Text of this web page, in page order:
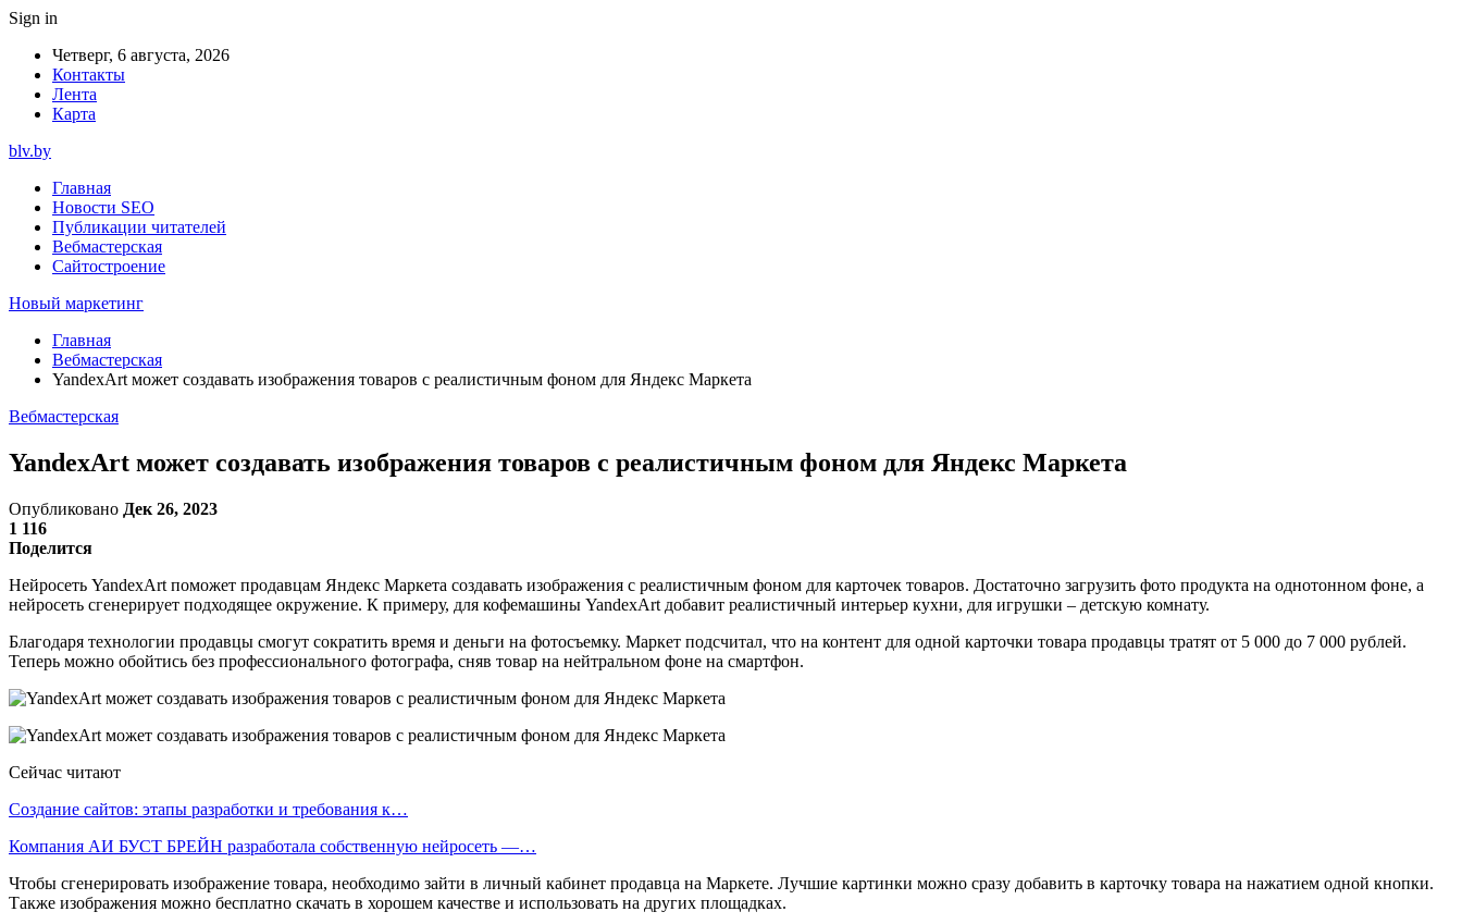
Sign in
Четверг, 6 августа, 2026
Контакты
Лента
Карта
blv.by
Главная
Новости SEO
Публикации читателей
Вебмастерская
Сайтостроение
Новый маркетинг
Главная
Вебмастерская
YandexArt может создавать изображения товаров с реалистичным фоном для Яндекс Маркета
Вебмастерская
YandexArt может создавать изображения товаров с реалистичным фоном для Яндекс Маркета
Опубликовано Дек 26, 2023
1 116
Поделится
Нейросеть YandexArt поможет продавцам Яндекс Маркета создавать изображения с реалистичным фоном для карточек товаров. Достаточно загрузить фото продукта на однотонном фоне, а
нейросеть сгенерирует подходящее окружение. К примеру, для кофемашины YandexArt добавит реалистичный интерьер кухни, для игрушки – детскую комнату.
Благодаря технологии продавцы смогут сократить время и деньги на фотосъемку. Маркет подсчитал, что на контент для одной карточки товара продавцы тратят от 5 000 до 7 000 рублей.
Теперь можно обойтись без профессионального фотографа, сняв товар на нейтральном фоне на смартфон.
Сейчас читают
Создание сайтов: этапы разработки и требования к…
Компания АИ БУСТ БРЕЙН разработала собственную нейросеть —…
Чтобы сгенерировать изображение товара, необходимо зайти в личный кабинет продавца на Маркете. Лучшие картинки можно сразу добавить в карточку товара на нажатием одной кнопки.
Также изображения можно бесплатно скачать в хорошем качестве и использовать на других площадках.